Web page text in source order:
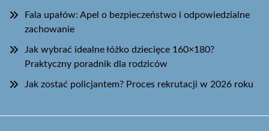
Fala upałów: Apel o bezpieczeństwo i odpowiedzialne
zachowanie
Jak wybrać idealne łóżko dziecięce 160×180?
Praktyczny poradnik dla rodziców
Jak zostać policjantem? Proces rekrutacji w 2026 roku